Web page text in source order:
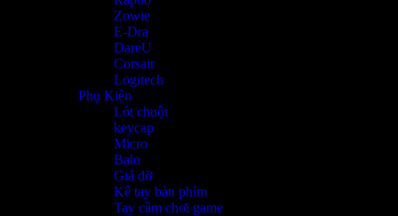
Zowie
E-Dra
DareU
Corsair
Logitech
Phụ Kiện
Lót chuột
keycap
Micro
Balo
Giá đỡ
Kê tay bàn phím
Tay cầm chơi game